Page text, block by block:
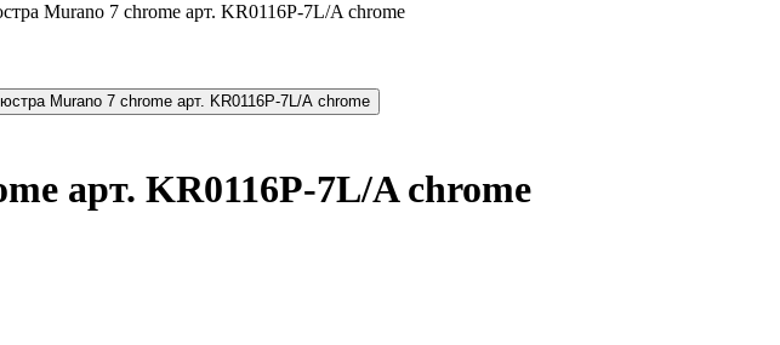
Murano 7 chrome арт. KR0116P-7L/A chrome
арт. KR0116P-7L/A chrome